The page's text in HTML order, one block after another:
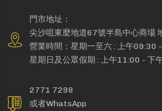
門市地址：
尖沙咀東麼地道67號半島中心商場
營業時間：星期一至六 : 上午09:30
星期日及公眾假期 : 上午11:00 - 下
2771 7298
或者WhatsApp